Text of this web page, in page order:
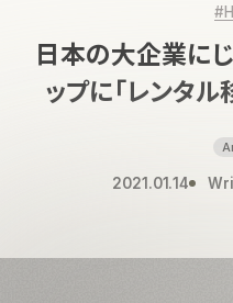
日本の大企業に
ップに「レンタ
2021.01.14